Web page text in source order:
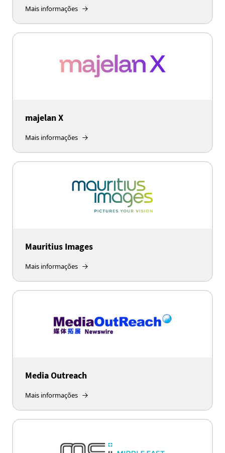
Mais informações
majelan X
Mais informações
Mauritius Images
Mais informações
Media Outreach
Mais informações